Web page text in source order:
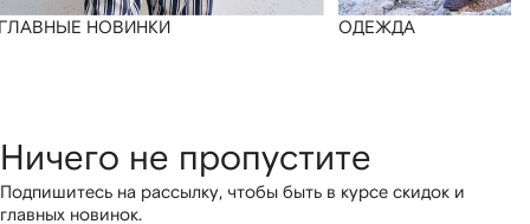
НОВИНКИ ОДЕЖДА
Ничего не пропустите
Подпишитесь на рассылку, чтобы быть в курсе скидок и
главных новинок.